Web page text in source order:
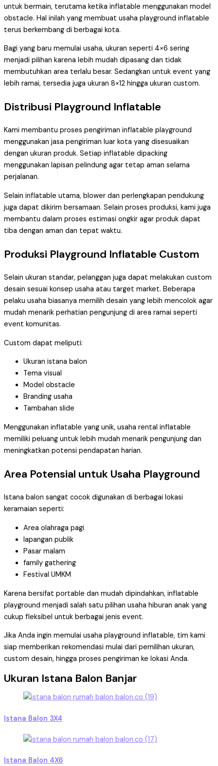
untuk bermain, terutama ketika inflatable menggunakan model
obstacle. Hal inilah yang membuat usaha playground inflatable
terus berkembang di berbagai kota.
Bagi yang baru memulai usaha, ukuran seperti 4×6 sering
menjadi pilihan karena lebih mudah dipasang dan tidak
membutuhkan area terlalu besar. Sedangkan untuk event yang
lebih ramai, tersedia juga ukuran 8×12 hingga ukuran custom.
Distribusi Playground Inflatable
Kami membantu proses pengiriman inflatable playground
menggunakan jasa pengiriman luar kota yang disesuaikan
dengan ukuran produk. Setiap inflatable dipacking
menggunakan lapisan pelindung agar tetap aman selama
perjalanan.
Selain inflatable utama, blower dan perlengkapan pendukung
juga dapat dikirim bersamaan. Selain proses produksi, kami juga
membantu dalam proses estimasi ongkir agar produk dapat
tiba dengan aman dan tepat waktu.
Produksi Playground Inflatable Custom
Selain ukuran standar, pelanggan juga dapat melakukan custom
desain sesuai konsep usaha atau target market. Beberapa
pelaku usaha biasanya memilih desain yang lebih mencolok agar
mudah menarik perhatian pengunjung di area ramai seperti
event komunitas.
Custom dapat meliputi:
Ukuran istana balon
Tema visual
Model obstacle
Branding usaha
Tambahan slide
Menggunakan inflatable yang unik, usaha rental inflatable
memiliki peluang untuk lebih mudah menarik pengunjung dan
meningkatkan potensi pendapatan harian.
Area Potensial untuk Usaha Playground
Istana balon sangat cocok digunakan di berbagai lokasi
keramaian seperti:
Area olahraga pagi
lapangan publik
Pasar malam
family gathering
Festival UMKM
Karena bersifat portable dan mudah dipindahkan, inflatable
playground menjadi salah satu pilihan usaha hiburan anak yang
cukup fleksibel untuk berbagai jenis event.
Jika Anda ingin memulai usaha playground inflatable, tim kami
siap memberikan rekomendasi mulai dari pemilihan ukuran,
custom desain, hingga proses pengiriman ke lokasi Anda.
Ukuran Istana Balon Banjar
Istana Balon 3X4
Istana Balon 4X6